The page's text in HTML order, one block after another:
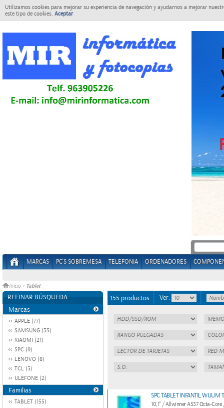
Utilizamos cookies para mejorar su experiencia de navegación y ayudarnos a mejorar
este tipo de cookies. Aceptar
MARCAS PC'S SOBREMESA TELEFONIA ORDENADORES
Inicio > Tablet
REFINAR BÚSQUEDA
Marcas
APPLE (77)
SAMSUNG (35)
XIAOMI (21)
SPC (9)
LENOVO (8)
TCL (3)
ULEFONE (2)
Familias
TABLET (155)
155 productos Ver:
SPC TABLET INFANTIL WUUM
10,1" / Allwinner A537 Octa-